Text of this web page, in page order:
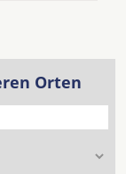
Orten